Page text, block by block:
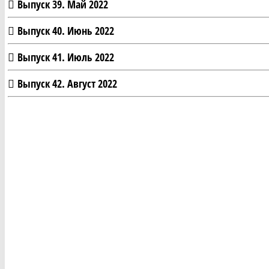
Выпуск 39. Май 2022
Выпуск 40. Июнь 2022
Выпуск 41. Июль 2022
Выпуск 42. Август 2022